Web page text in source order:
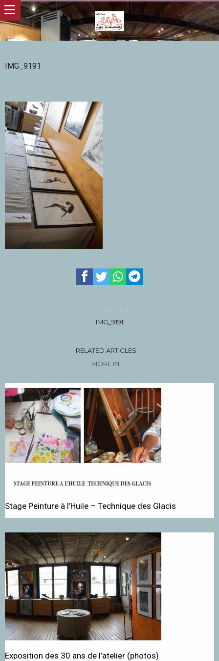
IMG_9191
Previous article
IMG_9191
RELATED ARTICLES
MORE IN
Stage Peinture à l’Huile – Technique des Glacis
Exposition des 30 ans de l’atelier (photos)